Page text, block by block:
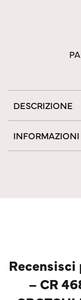
DESCRIZIONE
Recensisci
– CR